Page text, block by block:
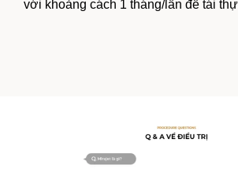
với khoảng cách 1 tháng/lần để tái